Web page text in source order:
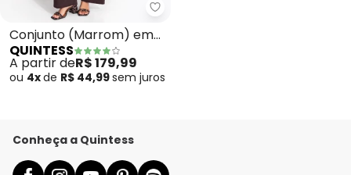
Quintess - Conjunto (Marrom)
Conjunto (Marrom) em
Malha de Viscose
QUINTESS
A partir deR$ 179,99
ou 4xde R$ 44,99sem juros
Conheça a Quintess